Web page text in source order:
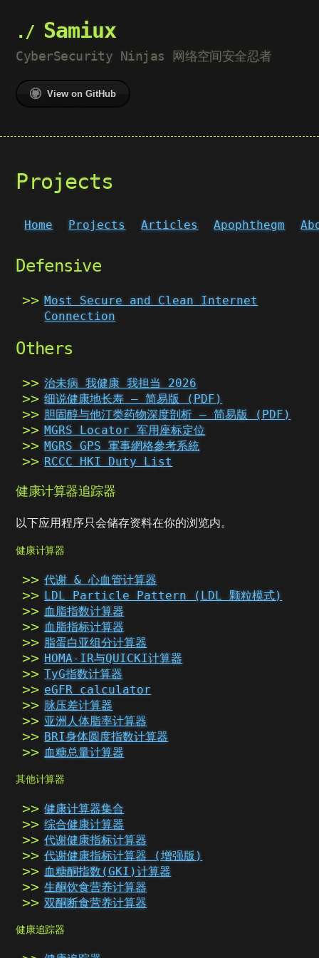
Samiux
CyberSecurity Ninjas 网络空间安全忍者
View on GitHub
Projects
Home Projects Articles Apophthegm
Defensive
Most Secure and Clean Internet
Connection
Others
治未病 我健康 我担当 2026
细说健康地长寿 – 简易版 (PDF)
胆固醇与他汀类药物深度剖析 – 简易版 (PDF)
MGRS Locator 军用座标定位
MGRS GPS 軍事網格參考系統
RCCC HKI Duty List
健康计算器追踪器
以下应用程序只会储存资料在你的浏览内。
健康计算器
代谢 & 心血管计算器
LDL Particle Pattern (LDL 颗粒模式)
血脂指数计算器
血脂指标计算器
脂蛋白亚组分计算器
HOMA-IR与QUICKI计算器
TyG指数计算器
eGFR calculator
脉压差计算器
亚洲人体脂率计算器
BRI身体圆度指数计算器
血糖总量计算器
其他计算器
健康计算器集合
综合健康计算器
代谢健康指标计算器
代谢健康指标计算器 (增强版)
血糖酮指数(GKI)计算器
生酮饮食营养计算器
双酮断食营养计算器
健康追踪器